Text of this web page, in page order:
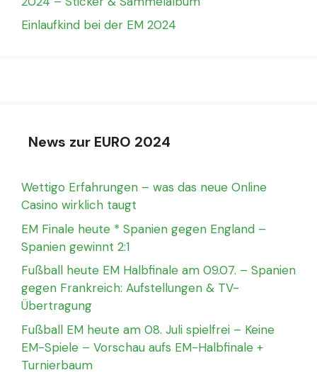
Einlaufkind bei der EM 2024
News zur EURO 2024
Wettigo Erfahrungen – was das neue Online
Casino wirklich taugt
EM Finale heute * Spanien gegen England –
Spanien gewinnt 2:1
Fußball heute EM Halbfinale am 09.07. – Spanien
gegen Frankreich: Aufstellungen & TV-
Übertragung
Fußball EM heute am 08. Juli spielfrei – Keine
EM-Spiele – Vorschau aufs EM-Halbfinale +
Turnierbaum